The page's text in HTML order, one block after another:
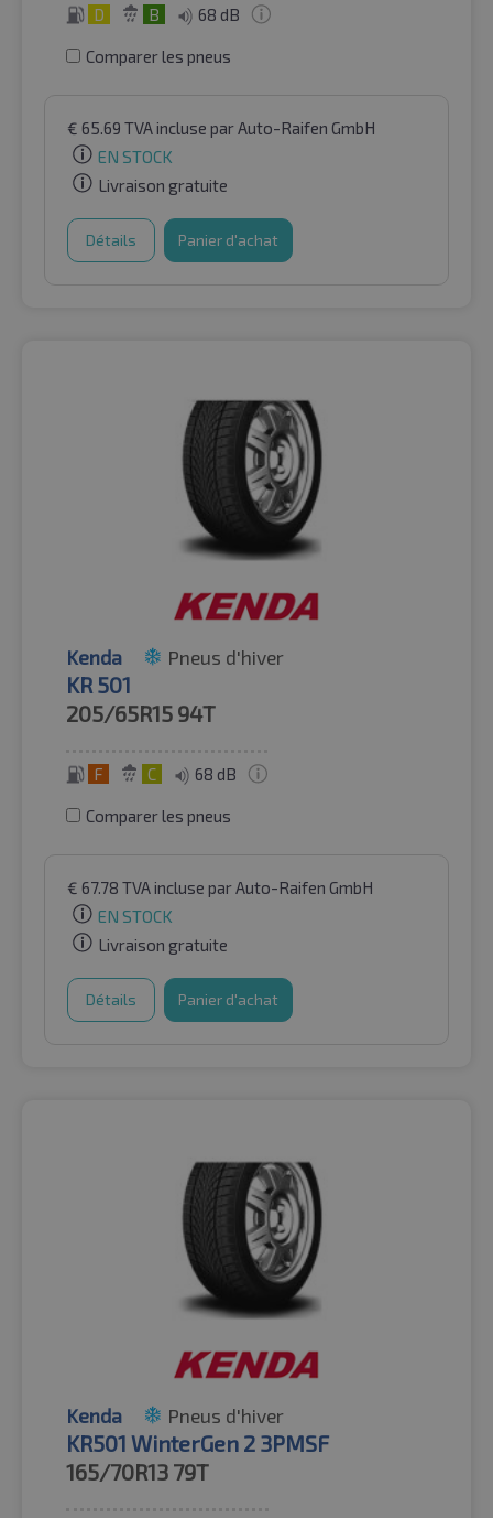
D B 68 dB
Comparer les pneus
€ 65.69 TVA incluse par Auto-Raifen GmbH
EN STOCK
Livraison gratuite
Détails Panier d'achat
Kenda Pneus d'hiver
KR 501
205/65R15 94T
F C 68 dB
Comparer les pneus
€ 67.78 TVA incluse par Auto-Raifen GmbH
EN STOCK
Livraison gratuite
Détails Panier d'achat
Kenda Pneus d'hiver
KR501 WinterGen 2 3PMSF
165/70R13 79T